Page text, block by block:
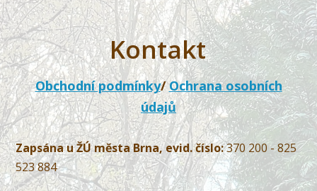
Kontakt
Obchodní podmínky/Ochrana osobních
údajů
Zapsána u ŽÚ města Brna, evid. číslo:370 200 - 825
523 884